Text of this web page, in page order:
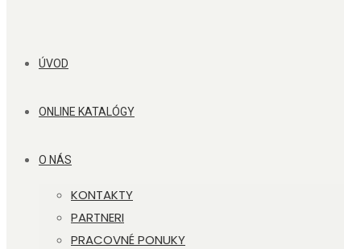
ÚVOD
ONLINE KATALÓGY
O NÁS
KONTAKTY
PARTNERI
PRACOVNÉ PONUKY